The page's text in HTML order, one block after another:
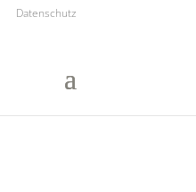
Datenschutz